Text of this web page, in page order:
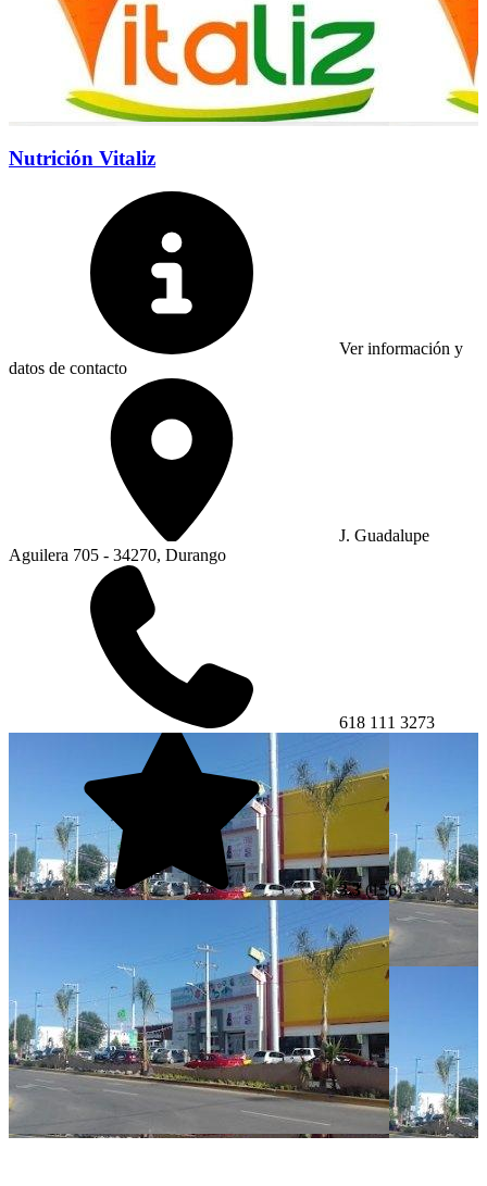
Nutrición Vitaliz
Ver información y
datos de contacto
J. Guadalupe
Aguilera 705 - 34270, Durango
618 111 3273
3.3(156)